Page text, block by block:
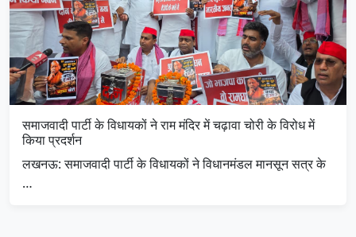
समाजवादी पार्टी के विधायकों ने राम मंदिर में चढ़ावा चोरी के विरोध में
किया प्रदर्शन
लखनऊ: समाजवादी पार्टी के विधायकों ने विधानमंडल मानसून सत्र के
…